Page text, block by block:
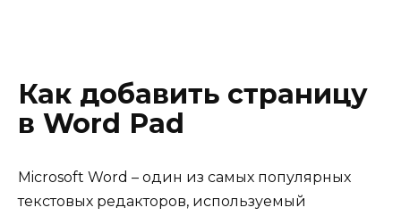
Как добавить страницу
в Word Pad
Microsoft Word – один из самых популярных
текстовых редакторов, используемый